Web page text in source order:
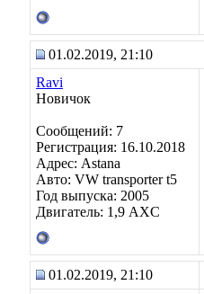
01.02.2019, 21:10
Ravi
Новичок
Сообщений: 7
Регистрация: 16.10.2018
Адрес: Astana
Авто: VW transporter t5
Год выпуска: 2005
Двигатель: 1,9 AXC
01.02.2019, 21:10